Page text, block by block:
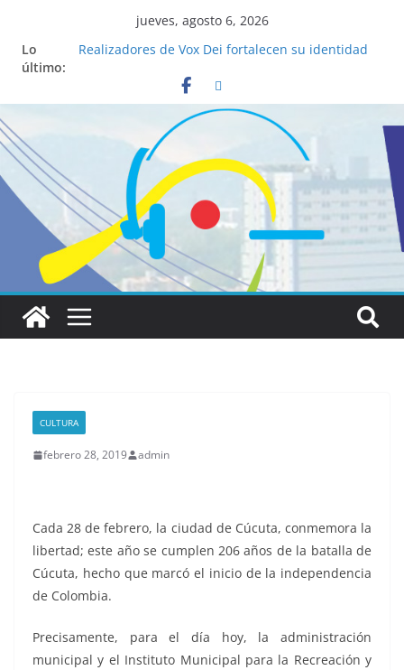
jueves, agosto 6, 2026
Lo
último:
Realizadores de Vox Dei fortalecen su identidad
La ciencia desvela los 5 secretos que tiene
fácilmente un católico para convertirse en
“Superancianos”
Pop Up Market atrae a cientos de visitantes y
dinamiza la economía local
Salud mental a la mesa: la importancia de
hablarlo en familia
Lo que tienen en común la nueva Película Toy
Story 5 y el Papa León XIV
CULTURA
febrero 28, 2019 admin
Cada 28 de febrero, la ciudad de Cúcuta, conmemora la
libertad; este año se cumplen 206 años de la batalla de
Cúcuta, hecho que marcó el inicio de la independencia
de Colombia.
Precisamente, para el día hoy, la administración
municipal y el Instituto Municipal para la Recreación y